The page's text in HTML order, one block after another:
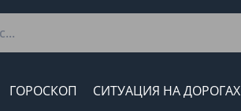
ГОРОСКОП СИТУАЦИЯ НА ДОРОГАХ